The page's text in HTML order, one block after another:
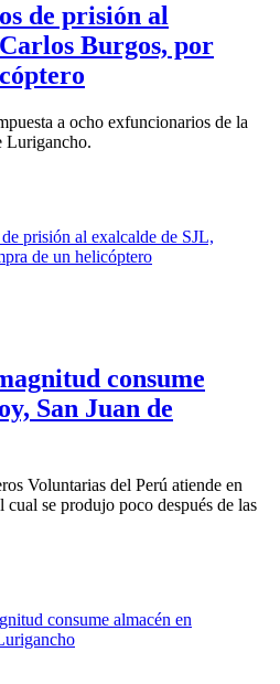
de prisión al
Burgos, por
a ocho exfuncionarios de la
Lurigancho.
consume
San Juan de
Voluntarias del Perú atiende en
cual se produjo poco después de las